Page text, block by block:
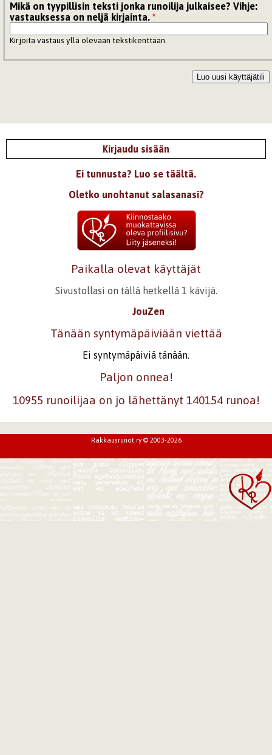
Mikä on tyypillisin teksti jonka runoilija julkaisee? Vihje:
vastauksessa on neljä kirjainta.*
Kirjoita vastaus yllä olevaan tekstikenttään.
Kirjaudu sisään
Ei tunnusta? Luo se täältä.
Oletko unohtanut salasanasi?
Paikalla olevat käyttäjät
Sivustollasi on tällä hetkellä 1 kävijä.
JouZen
Tänään syntymäpäiviään viettää
Ei syntymäpäiviä tänään.
Paljon onnea!
10955 runoilijaa on jo lähettänyt 140154 runoa!
Rakkausrunot ry © 2003-2026